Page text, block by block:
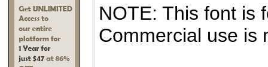
NOTE: This font is
Commercial use is